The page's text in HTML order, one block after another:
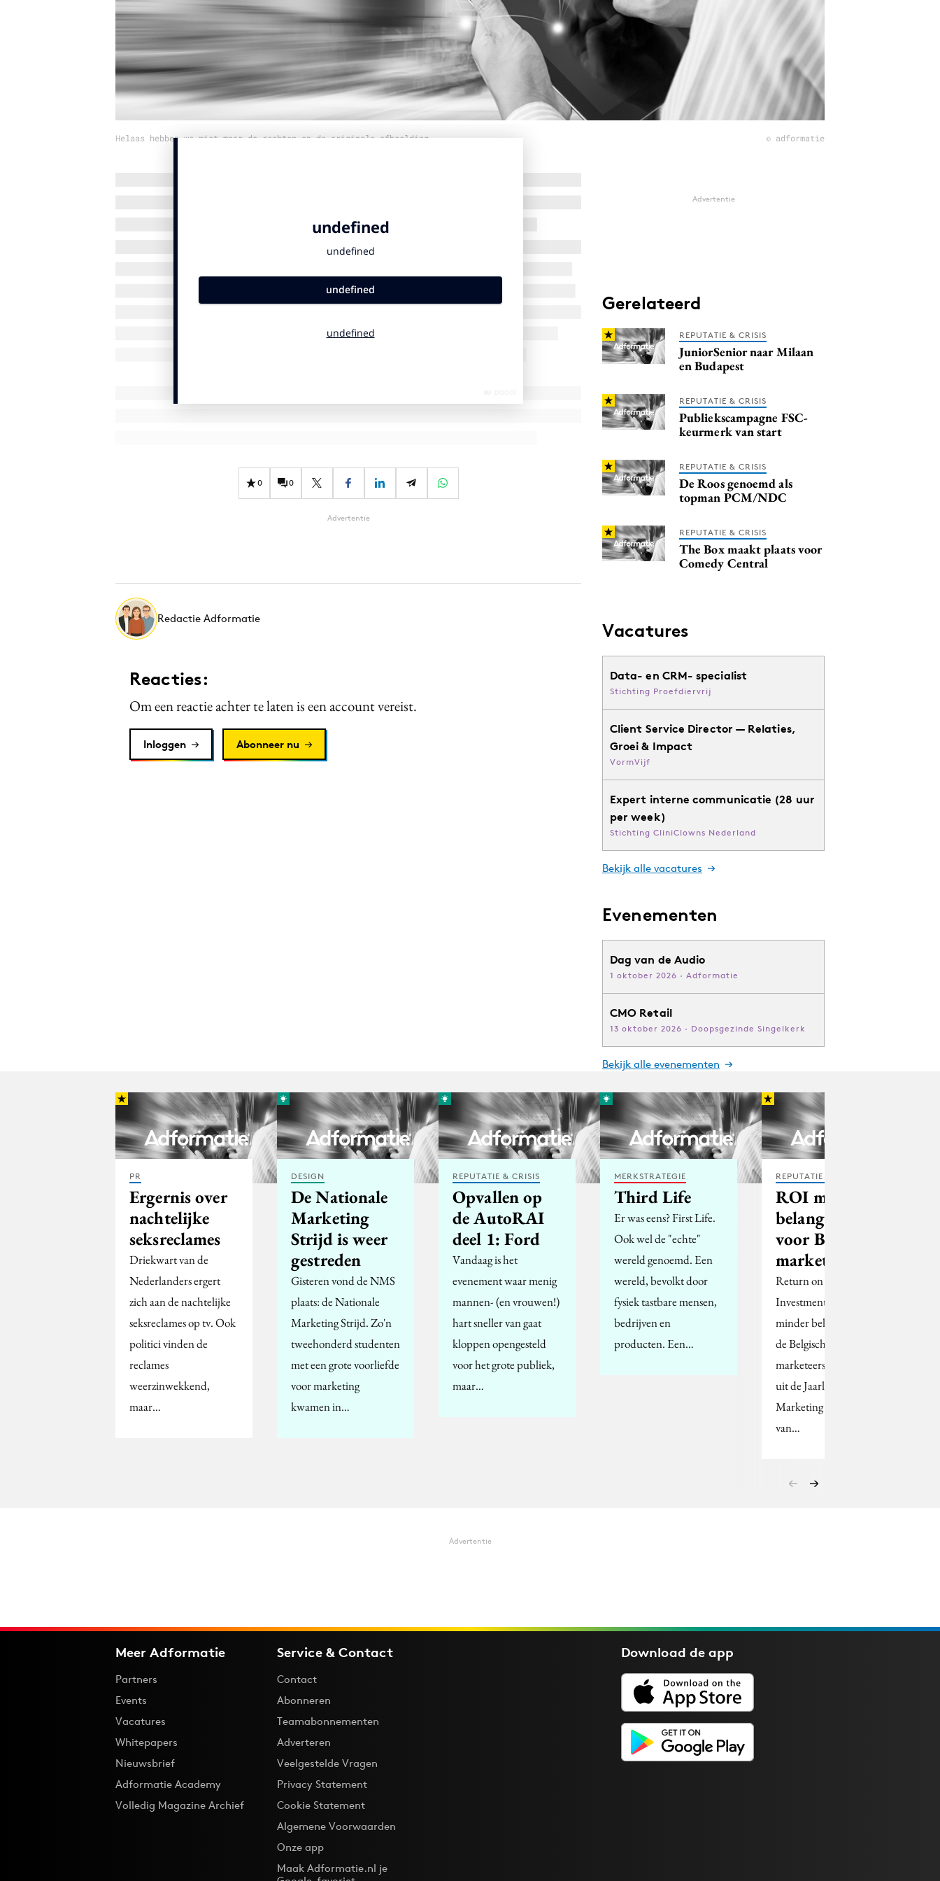
Helaas hebben we niet meer de rechten op de originele afbeelding © adformatie
0 0
Advertentie
Redactie Adformatie
Reacties:
Om een reactie achter te laten is een account vereist.
Inloggen Abonneer nu
Advertentie
Gerelateerd
REPUTATIE & CRISIS
JuniorSenior naar Milaan
en Budapest
REPUTATIE & CRISIS
Publiekscampagne FSC-
keurmerk van start
REPUTATIE & CRISIS
De Roos genoemd als
topman PCM/NDC
REPUTATIE & CRISIS
The Box maakt plaats voor
Comedy Central
Vacatures
Data- en CRM- specialist
Stichting Proefdiervrij
Client Service Director — Relaties,
Groei & Impact
VormVijf
Expert interne communicatie (28 uur
per week)
Stichting CliniClowns Nederland
Bekijk alle vacatures
Evenementen
Dag van de Audio
1 oktober 2026 · Adformatie
CMO Retail
13 oktober 2026 · Doopsgezinde Singelkerk
Bekijk alle evenementen
PR
Ergernis over
nachtelijke
seksreclames
Driekwart van de
Nederlanders ergert
zich aan de nachtelijke
seksreclames op tv. Ook
politici vinden de
reclames
weerzinwekkend,
maar…
DESIGN
De Nationale
Marketing
Strijd is weer
gestreden
Gisteren vond de NMS
plaats: de Nationale
Marketing Strijd. Zo'n
tweehonderd studenten
met een grote voorliefde
voor marketing
kwamen in…
REPUTATIE & CRISIS
Opvallen op
de AutoRAI
deel 1: Ford
Vandaag is het
evenement waar menig
mannen- (en vrouwen!)
hart sneller van gaat
kloppen opengesteld
voor het grote publiek,
maar…
MERKSTRATEGIE
Third Life
Er was eens? First Life.
Ook wel de "echte"
wereld genoemd. Een
wereld, bevolkt door
fysiek tastbare mensen,
bedrijven en
producten. Een…
REPUTATIE & CRISIS
ROI minder
belangrijk
voor Belgische
marketeer
Return on Marketing
Investment wordt
minder belangrijk voor
de Belgische
marketeers. Dat blijkt
uit de Jaarlijkse
Marketing Enquête
van…
Advertentie
Meer Adformatie
Partners
Events
Vacatures
Whitepapers
Nieuwsbrief
Adformatie Academy
Volledig Magazine Archief
Service & Contact
Contact
Abonneren
Teamabonnementen
Adverteren
Veelgestelde Vragen
Privacy Statement
Cookie Statement
Algemene Voorwaarden
Onze app
Maak Adformatie.nl je
Download deapp